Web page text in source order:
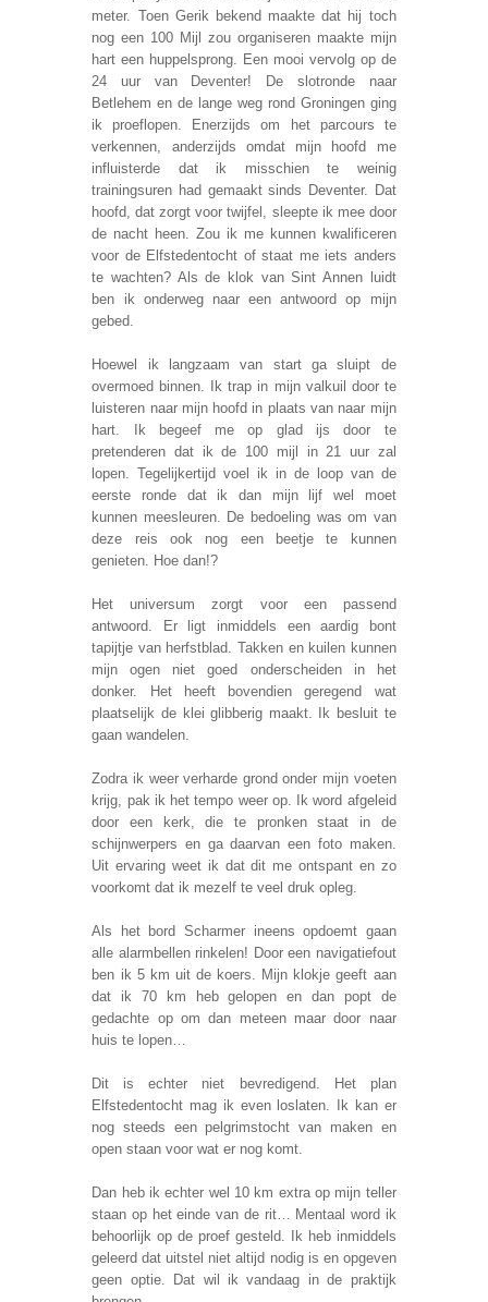
meter. Toen Gerik bekend maakte dat hij toch
nog een 100 Mijl zou organiseren maakte mijn
hart een huppelsprong. Een mooi vervolg op de
24 uur van Deventer! De slotronde naar
Betlehem en de lange weg rond Groningen ging
ik proeflopen. Enerzijds om het parcours te
verkennen, anderzijds omdat mijn hoofd me
influisterde dat ik misschien te weinig
trainingsuren had gemaakt sinds Deventer. Dat
hoofd, dat zorgt voor twijfel, sleepte ik mee door
de nacht heen. Zou ik me kunnen kwalificeren
voor de Elfstedentocht of staat me iets anders
te wachten? Als de klok van Sint Annen luidt
ben ik onderweg naar een antwoord op mijn
gebed.
Hoewel ik langzaam van start ga sluipt de
overmoed binnen. Ik trap in mijn valkuil door te
luisteren naar mijn hoofd in plaats van naar mijn
hart. Ik begeef me op glad ijs door te
pretenderen dat ik de 100 mijl in 21 uur zal
lopen. Tegelijkertijd voel ik in de loop van de
eerste ronde dat ik dan mijn lijf wel moet
kunnen meesleuren. De bedoeling was om van
deze reis ook nog een beetje te kunnen
genieten. Hoe dan!?
Het universum zorgt voor een passend
antwoord. Er ligt inmiddels een aardig bont
tapijtje van herfstblad. Takken en kuilen kunnen
mijn ogen niet goed onderscheiden in het
donker. Het heeft bovendien geregend wat
plaatselijk de klei glibberig maakt. Ik besluit te
gaan wandelen.
Zodra ik weer verharde grond onder mijn voeten
krijg, pak ik het tempo weer op. Ik word afgeleid
door een kerk, die te pronken staat in de
schijnwerpers en ga daarvan een foto maken.
Uit ervaring weet ik dat dit me ontspant en zo
voorkomt dat ik mezelf te veel druk opleg.
Als het bord Scharmer ineens opdoemt gaan
alle alarmbellen rinkelen! Door een navigatiefout
ben ik 5 km uit de koers. Mijn klokje geeft aan
dat ik 70 km heb gelopen en dan popt de
gedachte op om dan meteen maar door naar
huis te lopen…
Dit is echter niet bevredigend. Het plan
Elfstedentocht mag ik even loslaten. Ik kan er
nog steeds een pelgrimstocht van maken en
open staan voor wat er nog komt.
Dan heb ik echter wel 10 km extra op mijn teller
staan op het einde van de rit… Mentaal word ik
behoorlijk op de proef gesteld. Ik heb inmiddels
geleerd dat uitstel niet altijd nodig is en opgeven
geen optie. Dat wil ik vandaag in de praktijk